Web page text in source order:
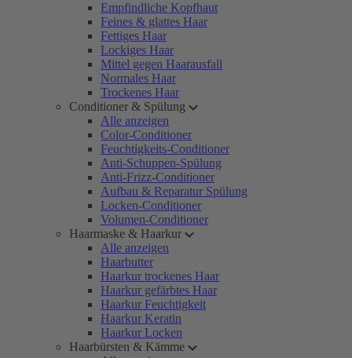
Empfindliche Kopfhaut
Feines & glattes Haar
Fettiges Haar
Lockiges Haar
Mittel gegen Haarausfall
Normales Haar
Trockenes Haar
Conditioner & Spülung
Alle anzeigen
Color-Conditioner
Feuchtigkeits-Conditioner
Anti-Schuppen-Spülung
Anti-Frizz-Conditioner
Aufbau & Reparatur Spülung
Locken-Conditioner
Volumen-Conditioner
Haarmaske & Haarkur
Alle anzeigen
Haarbutter
Haarkur trockenes Haar
Haarkur gefärbtes Haar
Haarkur Feuchtigkeit
Haarkur Keratin
Haarkur Locken
Haarbürsten & Kämme